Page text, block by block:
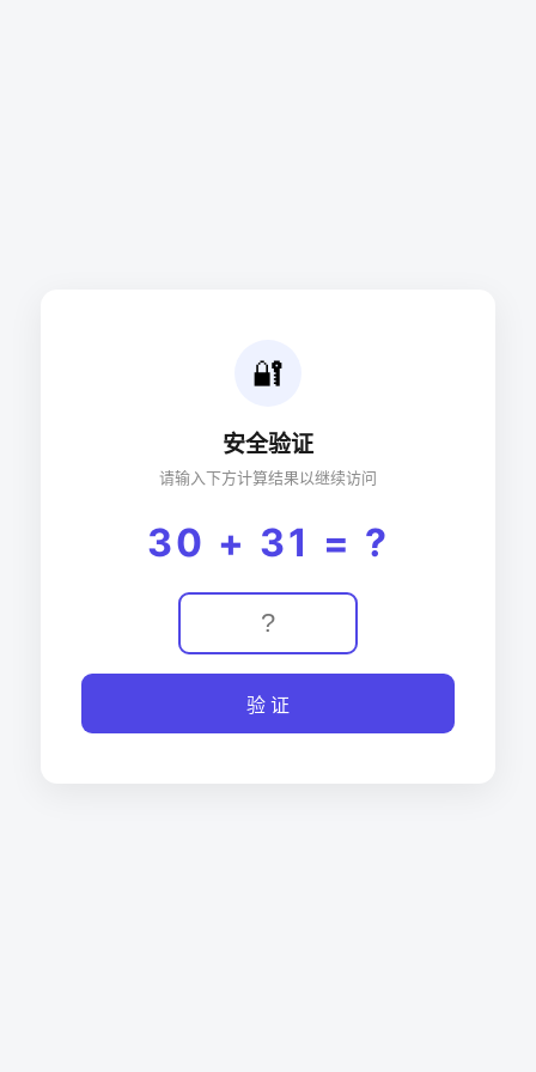
🔐
安全验证
请输入下方计算结果以继续访问
30 + 31 = ?
验 证